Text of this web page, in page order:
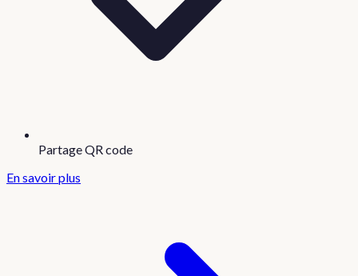
Partage QR code
En savoir plus